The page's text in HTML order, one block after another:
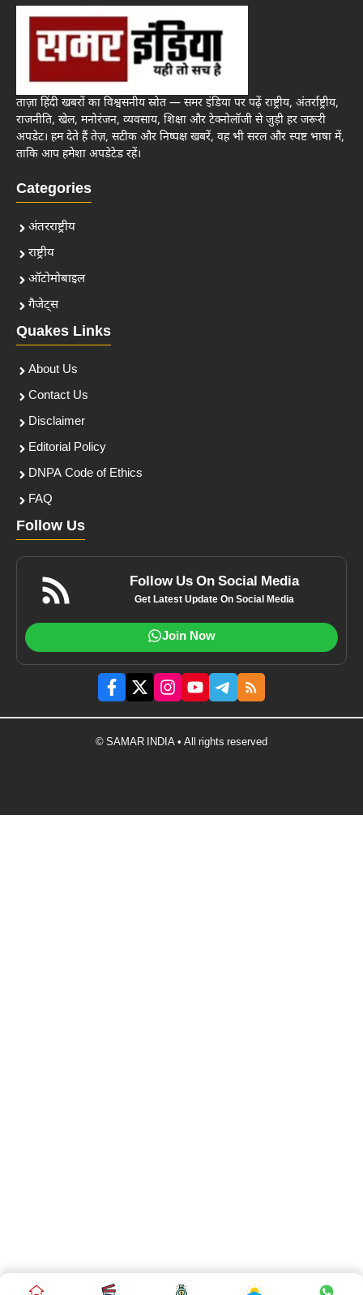
ताज़ा हिंदी खबरों का विश्वसनीय स्रोत — समर इंडिया पर पढ़ें राष्ट्रीय, अंतर्राष्ट्रीय,
राजनीति, खेल, मनोरंजन, व्यवसाय, शिक्षा और टेक्नोलॉजी से जुड़ी हर जरूरी
अपडेट। हम देते हैं तेज़, सटीक और निष्पक्ष खबरें, वह भी सरल और स्पष्ट भाषा में,
ताकि आप हमेशा अपडेटेड रहें।
Categories
अंतरराष्ट्रीय
राष्ट्रीय
ऑटोमोबाइल
गैजेट्स
Quakes Links
About Us
Contact Us
Disclaimer
Editorial Policy
DNPA Code of Ethics
FAQ
Follow Us
Follow Us On Social Media
Get Latest Update On Social Media
Join Now
© SAMAR INDIA • All rights reserved